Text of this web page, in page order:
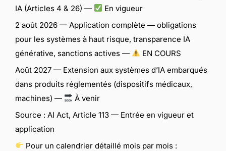
IA (Articles 4 & 26) —
En vigueur
2 août 2026 — Application complète — obligations
pour les systèmes à haut risque, transparence IA
générative, sanctions actives —
EN COURS
Août 2027 — Extension aux systèmes d’IA embarqués
dans produits réglementés (dispositifs médicaux,
machines) —
À venir
Source : AI Act, Article 113 — Entrée en vigueur et
application
Pour un calendrier détaillé mois par mois :